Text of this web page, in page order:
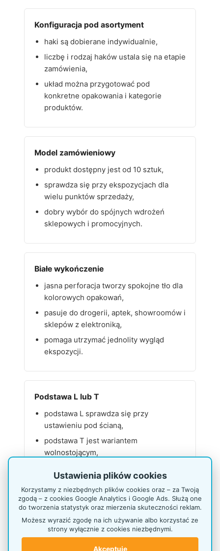
Konfiguracja pod asortyment
haki są dobierane indywidualnie,
liczbę i rodzaj haków ustala się na etapie
zamówienia,
układ można przygotować pod
konkretne opakowania i kategorie
produktów.
Model zamówieniowy
produkt dostępny jest od 10 sztuk,
sprawdza się przy ekspozycjach dla
wielu punktów sprzedaży,
dobry wybór do spójnych wdrożeń
sklepowych i promocyjnych.
Białe wykończenie
jasna perforacja tworzy spokojne tło dla
kolorowych opakowań,
pasuje do drogerii, aptek, showroomów i
sklepów z elektroniką,
pomaga utrzymać jednolity wygląd
ekspozycji.
Podstawa L lub T
podstawa L sprawdza się przy
ustawieniu pod ścianą,
podstawa T jest wariantem
wolnostojącym,
ustawienia stojaka.
Wskazówka ekspozycyjna:przed
zamówieniem warto przygotować listę
Ustawienia plików cookies
Korzystamy z niezbędnych plików cookies oraz – za Twoją
zgodą – z cookies Google Analytics i Google Ads. Służą one
do tworzenia statystyk oraz mierzenia skuteczności reklam.
Możesz wyrazić zgodę na ich używanie albo korzystać ze
strony wyłącznie z cookies niezbędnymi.
Akceptuję